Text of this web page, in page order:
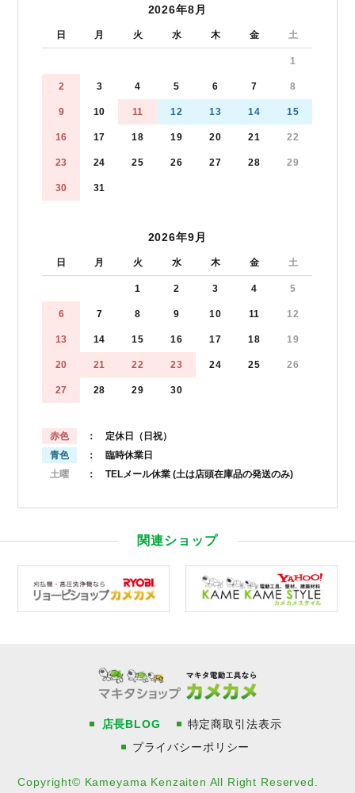
2026年8月
日 月 火 水 木 金 土
1
2 3 4 5 6 7 8
9 10 11 12 13 14 15
16 17 18 19 20 21 22
23 24 25 26 27 28 29
30 31
2026年9月
日 月 火 水 木 金 土
1 2 3 4 5
6 7 8 9 10 11 12
13 14 15 16 17 18 19
20 21 22 23 24 25 26
27 28 29 30
赤色
： 定休日（日祝）
青色
： 臨時休業日
土曜
： TELメール休業 (土は店頭在庫品の発送のみ)
関連ショップ
店長BLOG
特定商取引法表示
プライバシーポリシー
Copyright© Kameyama Kenzaiten All Right Reserved.